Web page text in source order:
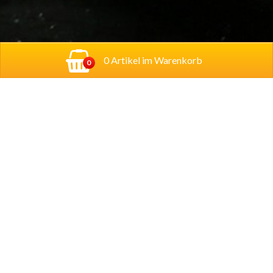
0 0 Artikel im Warenkorb